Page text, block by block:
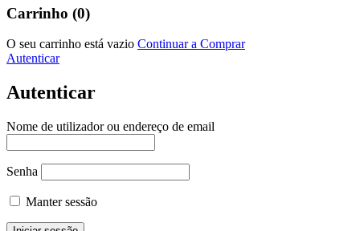
Carrinho (0)
O seu carrinho está vazio Continuar a Comprar
Autenticar
Autenticar
Nome de utilizador ou endereço de email
Senha
Manter sessão